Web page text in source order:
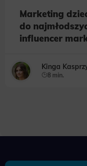
Marketing
do
influencer
Kinga
8 min.